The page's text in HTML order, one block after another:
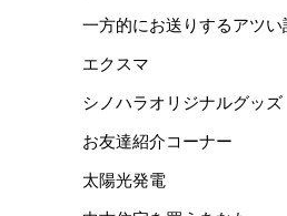
一方的にお送りするアツい
エクスマ
シノハラオリジナルグッズ
お友達紹介コーナー
太陽光発電